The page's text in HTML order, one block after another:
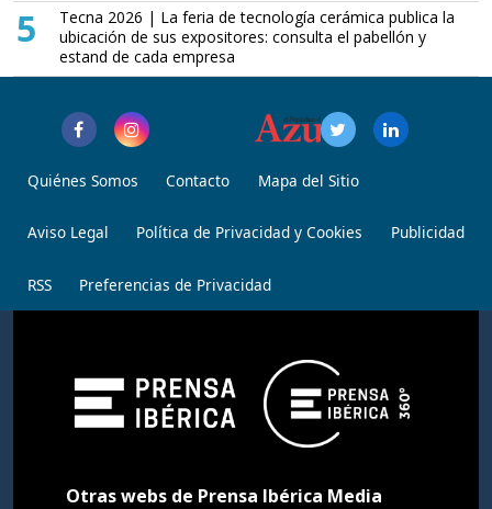
5
Tecna 2026 | La feria de tecnología cerámica publica la
ubicación de sus expositores: consulta el pabellón y
estand de cada empresa
Quiénes Somos Contacto Mapa del Sitio
Aviso Legal Política de Privacidad y Cookies Publicidad
RSS Preferencias de Privacidad
Otras webs de Prensa Ibérica Media